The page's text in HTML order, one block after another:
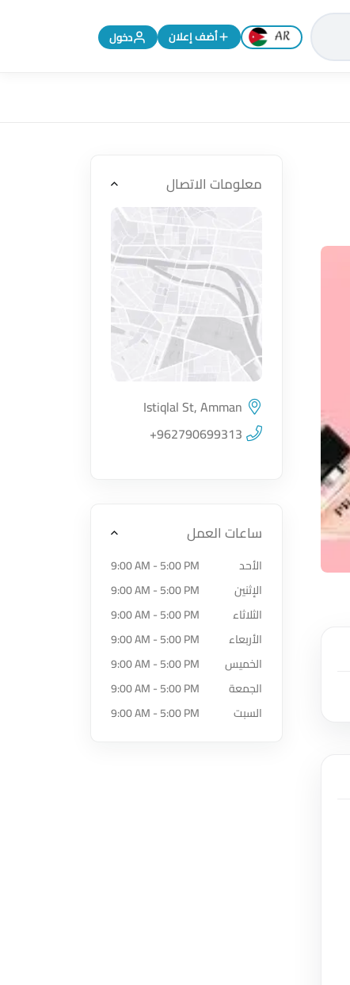
تغيير اللغة إلى الإنجليزية
أضف إعلان دخول
معلومات الاتصال
اضغط لتحميل الموقع
Istiqlal St, Amman
+962790699313
ساعات العمل
الأحد
9:00 AM - 5:00 PM
الإثنين
9:00 AM - 5:00 PM
الثلاثاء
9:00 AM - 5:00 PM
الأربعاء
9:00 AM - 5:00 PM
الخميس
9:00 AM - 5:00 PM
الجمعة
9:00 AM - 5:00 PM
السبت
9:00 AM - 5:00 PM